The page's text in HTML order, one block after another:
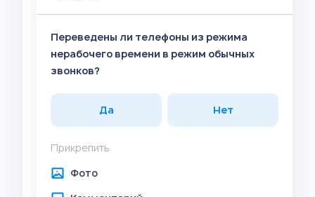
Переведены ли телефоны из режима
нерабочего времени в режим обычных
звонков?
Да Нет
Прикрепить
Фото